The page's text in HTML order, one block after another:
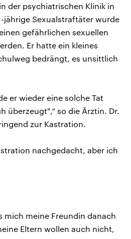
der psychiatrischen Klinik in
jährige Sexualstraftäter wurde
gefährlichen sexuellen
Er hatte ein kleines
bedrängt, es unsittlich
er wieder eine solche Tat
überzeugt",“ so die Ärztin. Dr.
zur Kastration.
nachgedacht, aber ich
mich meine Freundin danach
Eltern wollen auch nicht,